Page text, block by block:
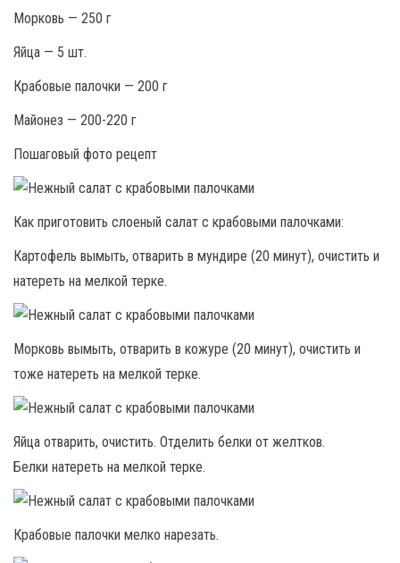
Морковь — 250 г
Яйца — 5 шт.
Крабовые палочки — 200 г
Майонез — 200-220 г
Пошаговый фото рецепт
Как приготовить слоеный салат с крабовыми палочками:
Картофель вымыть, отварить в мундире (20 минут), очистить и
натереть на мелкой терке.
Морковь вымыть, отварить в кожуре (20 минут), очистить и
тоже натереть на мелкой терке.
Яйца отварить, очистить. Отделить белки от желтков.
Белки натереть на мелкой терке.
Крабовые палочки мелко нарезать.